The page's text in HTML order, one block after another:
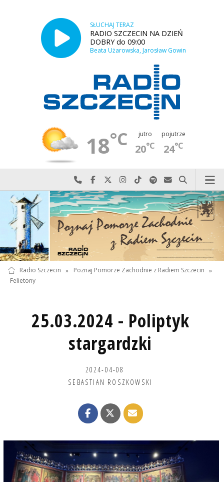
SŁUCHAJ TERAZ
RADIO SZCZECIN NA DZIEŃ
DOBRY do 09:00
Beata Użarowska, Jarosław Gowin
18°C jutro
20°C
pojutrze
24°C
Najlepiej po prostu do nas zadzwoń
Odwiedź nas na Facebook-u
Odwiedź nas na X
Odwiedź nas na Instagram-ie
Odwiedź nas na TikTok-u
Szukaj nas na Spotify
Wyślij do nas
Szukaj
Radio Szczecin » Poznaj Pomorze Zachodnie z Radiem Szczecin »
Felietony
25.03.2024 - Poliptyk
stargardzki
2024-04-08
SEBASTIAN ROSZKOWSKI